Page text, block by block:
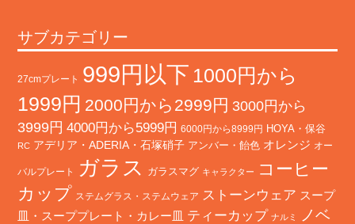
サブカテゴリー
27cmプレート 999円以下 1000円から
1999円 2000円から2999円 3000円から
3999円 4000円から5999円 6000円から8999円 HOYA・保谷
RC アデリア・ADERIA・石塚硝子 アンバー・飴色 オレンジ オー
バルプレート ガラス ガラスマグ キャラクター
コーヒー
カップ ステムグラス・ステムウェア ストーンウェア スープ
皿・スーププレート・カレー皿 ティーカップ ナルミ
ノベ